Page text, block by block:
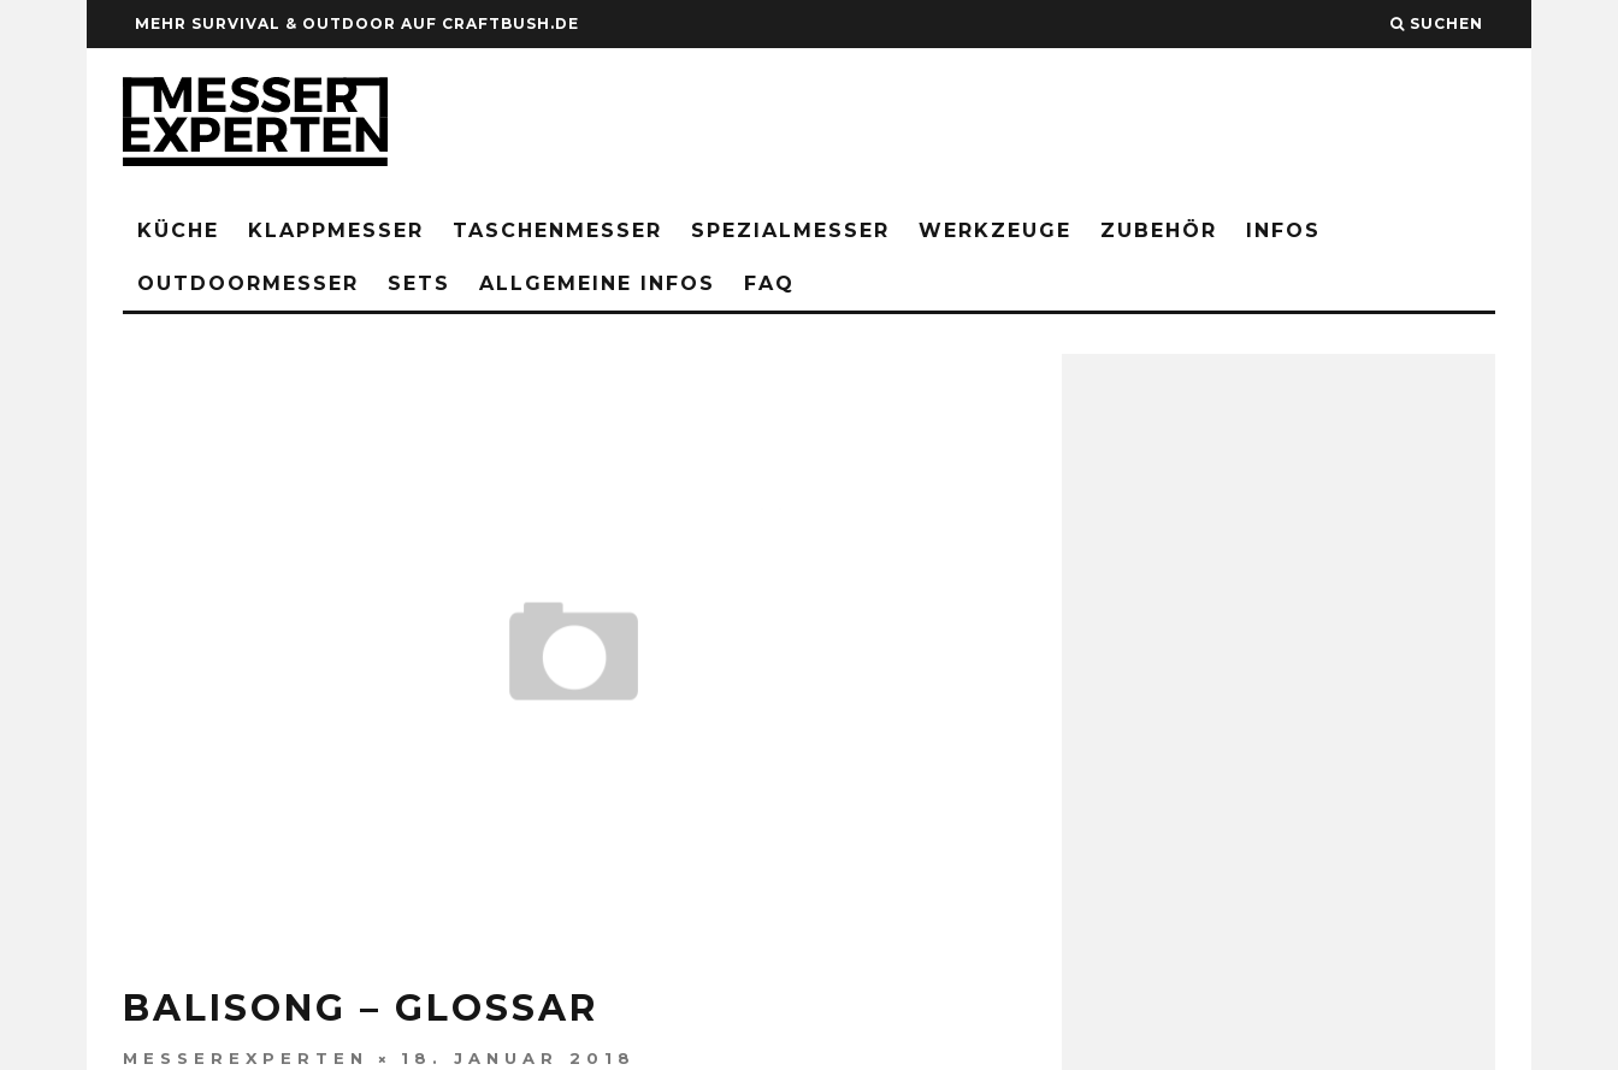
MEHR SURVIVAL & OUTDOOR AUF CRAFTBUSH.DE SUCHEN
KÜCHE KLAPPMESSER TASCHENMESSER SPEZIALMESSER WERKZEUGE ZUBEHÖR INFOS
OUTDOORMESSER SETS ALLGEMEINE INFOS FAQ
BALISONG – GLOSSAR
MESSEREXPERTEN 18. JANUAR 2018